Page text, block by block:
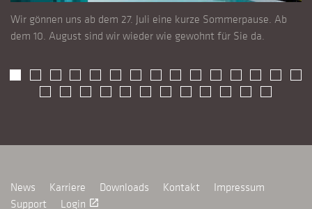
Wir gönnen uns ab dem 27. Juli eine kurze Sommerpause. Ab
dem 10. August sind wir wieder wie gewohnt für Sie da.
News Karriere Downloads Kontakt
Impressum
Support
Login launch